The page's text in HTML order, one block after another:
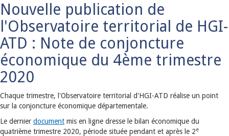
Nouvelle publication de
l'Observatoire territorial de HGI-
ATD : Note de conjoncture
économique du 4ème trimestre
2020
Chaque trimestre, l'Observatoire territorial d'HGI-ATD réalise un point
sur la conjoncture économique départementale.
Le dernier document mis en ligne dresse le bilan économique du
quatrième trimestre 2020, période située pendant et après le 2e